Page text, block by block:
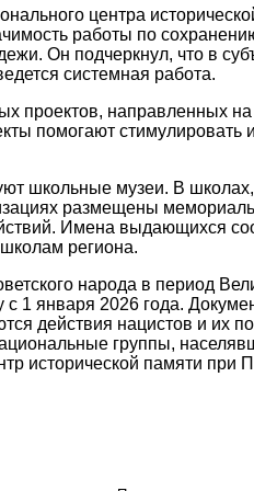
центра
работы по
Он подчеркнул, что в
системная работа.
проектов, направленных
помогают стимулировать
школьные музеи. В
размещены
Имена выдающихся
региона.
народа в период
1 января 2026 года.
действия нацистов и их
группы,
исторической памяти при